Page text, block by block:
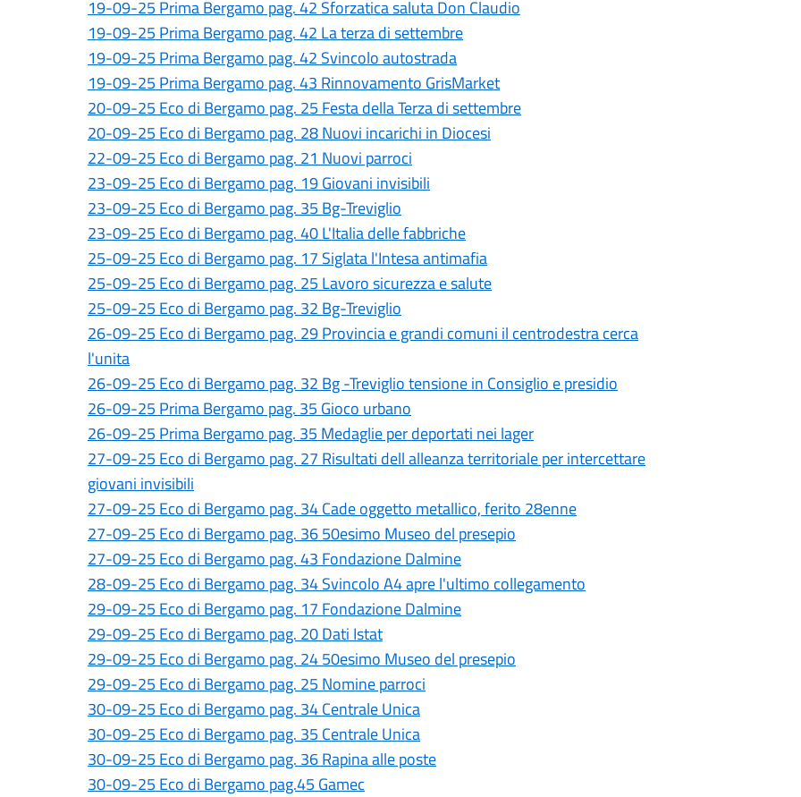
19-09-25 Prima Bergamo pag. 42 Sforzatica saluta Don Claudio
19-09-25 Prima Bergamo pag. 42 La terza di settembre
19-09-25 Prima Bergamo pag. 42 Svincolo autostrada
19-09-25 Prima Bergamo pag. 43 Rinnovamento GrisMarket
20-09-25 Eco di Bergamo pag. 25 Festa della Terza di settembre
20-09-25 Eco di Bergamo pag. 28 Nuovi incarichi in Diocesi
22-09-25 Eco di Bergamo pag. 21 Nuovi parroci
23-09-25 Eco di Bergamo pag. 19 Giovani invisibili
23-09-25 Eco di Bergamo pag. 35 Bg-Treviglio
23-09-25 Eco di Bergamo pag. 40 L'Italia delle fabbriche
25-09-25 Eco di Bergamo pag. 17 Siglata l'Intesa antimafia
25-09-25 Eco di Bergamo pag. 25 Lavoro sicurezza e salute
25-09-25 Eco di Bergamo pag. 32 Bg-Treviglio
26-09-25 Eco di Bergamo pag. 29 Provincia e grandi comuni il centrodestra cerca
l'unita
26-09-25 Eco di Bergamo pag. 32 Bg -Treviglio tensione in Consiglio e presidio
26-09-25 Prima Bergamo pag. 35 Gioco urbano
26-09-25 Prima Bergamo pag. 35 Medaglie per deportati nei lager
27-09-25 Eco di Bergamo pag. 27 Risultati dell alleanza territoriale per intercettare
giovani invisibili
27-09-25 Eco di Bergamo pag. 34 Cade oggetto metallico, ferito 28enne
27-09-25 Eco di Bergamo pag. 36 50esimo Museo del presepio
27-09-25 Eco di Bergamo pag. 43 Fondazione Dalmine
28-09-25 Eco di Bergamo pag. 34 Svincolo A4 apre l'ultimo collegamento
29-09-25 Eco di Bergamo pag. 17 Fondazione Dalmine
29-09-25 Eco di Bergamo pag. 20 Dati Istat
29-09-25 Eco di Bergamo pag. 24 50esimo Museo del presepio
29-09-25 Eco di Bergamo pag. 25 Nomine parroci
30-09-25 Eco di Bergamo pag. 34 Centrale Unica
30-09-25 Eco di Bergamo pag. 35 Centrale Unica
30-09-25 Eco di Bergamo pag. 36 Rapina alle poste
30-09-25 Eco di Bergamo pag.45 Gamec